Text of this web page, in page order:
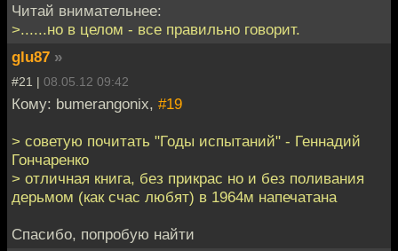
Читай внимательнее:
>......но в целом - все правильно говорит.
glu87 »
#21 | 08.05.12 09:42
Кому: bumerangonix, #19
> советую почитать "Годы испытаний" - Геннадий
Гончаренко
> отличная книга, без прикрас но и без поливания
дерьмом (как счас любят) в 1964м напечатана
Спасибо, попробую найти